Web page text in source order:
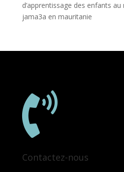
d’apprentissage des enfants
jama3a en mauritanie

Contactez-nous